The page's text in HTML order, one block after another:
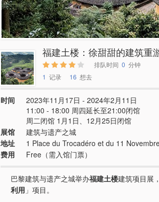
福建土楼：徐甜甜的建筑重
排队时间 0 分钟
1 记录 16 想去
时间
2023年11月17日 - 2024年2月11日
11:00 - 18:00 周四延长至21:00闭馆
周二闭馆 1月1日、12月25日闭馆
展馆
建筑与遗产之城
地址
1 Place du Trocadéro et du 11
费用
Free（需入馆门票）
巴黎建筑与遗产之城举办福建土楼建筑项目展
利用 」项目。